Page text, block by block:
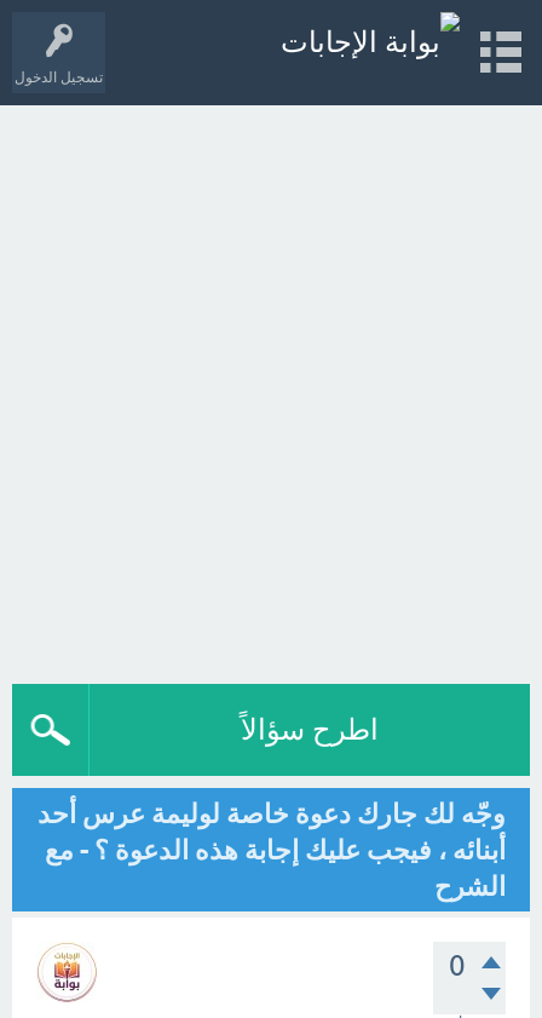
تسجيل الدخول
اطرح سؤالاً
وجّه لك جارك دعوة خاصة لوليمة عرس أحد
أبنائه ، فيجب عليك إجابة هذه الدعوة ؟ - مع
الشرح
0